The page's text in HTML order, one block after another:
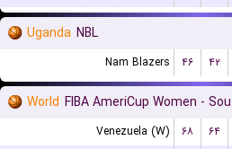
Uganda NBL
Nam Blazers ۴۶ ۴۲
World FIBA AmeriCup Women -
Venezuela (W) ۶۸ ۶۴